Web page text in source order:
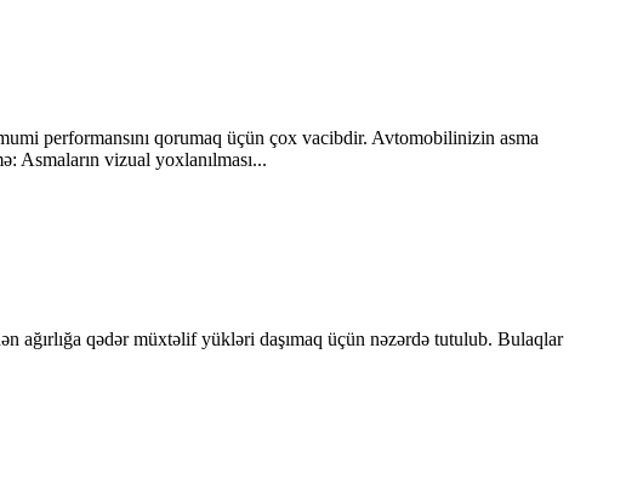
performansını qorumaq üçün çox vacibdir. Avtomobilinizin asma
Asmaların vizual yoxlanılması...
ağırlığa qədər müxtəlif yükləri daşımaq üçün nəzərdə tutulub. Bulaqlar